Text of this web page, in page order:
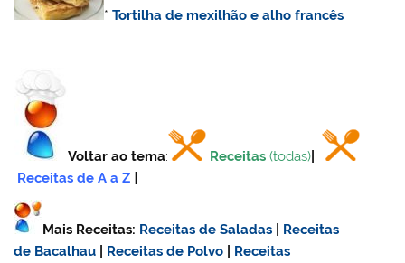
*Tortilha de mexilhão e alho francês
Voltar ao tema: Receitas (todas)
Receitas de A a Z
Mais Receitas: Receitas de Saladas
Receitas
de Bacalhau
Receitas de Polvo
Receitas